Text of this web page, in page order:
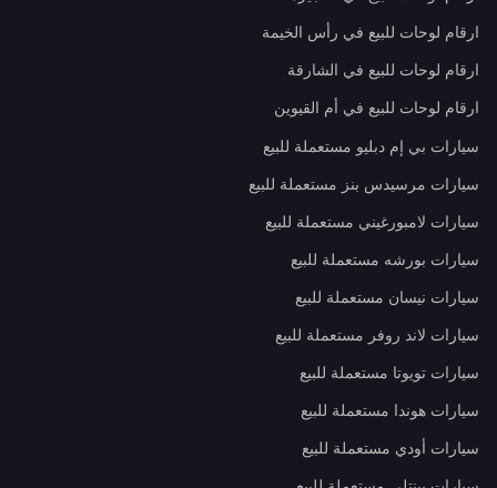
ارقام لوحات للبيع في رأس الخيمة
ارقام لوحات للبيع في الشارقة
ارقام لوحات للبيع في أم القيوين
سيارات بي إم دبليو مستعملة للبيع
سيارات مرسيدس بنز مستعملة للبيع
سيارات لامبورغيني مستعملة للبيع
سيارات بورشه مستعملة للبيع
سيارات نيسان مستعملة للبيع
سيارات لاند روفر مستعملة للبيع
سيارات تويوتا مستعملة للبيع
سيارات هوندا مستعملة للبيع
سيارات أودي مستعملة للبيع